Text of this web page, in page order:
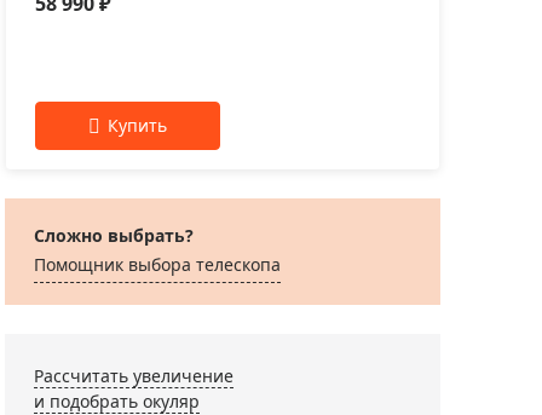
Сложно выбрать?
Помощник выбора телескопа
Рассчитать увеличение
и подобрать окуляр